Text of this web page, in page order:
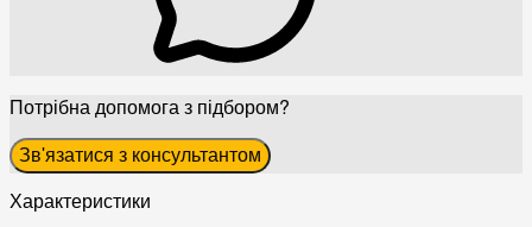
Потрібна допомога з підбором?
Зв'язатися з консультантом
Характеристики